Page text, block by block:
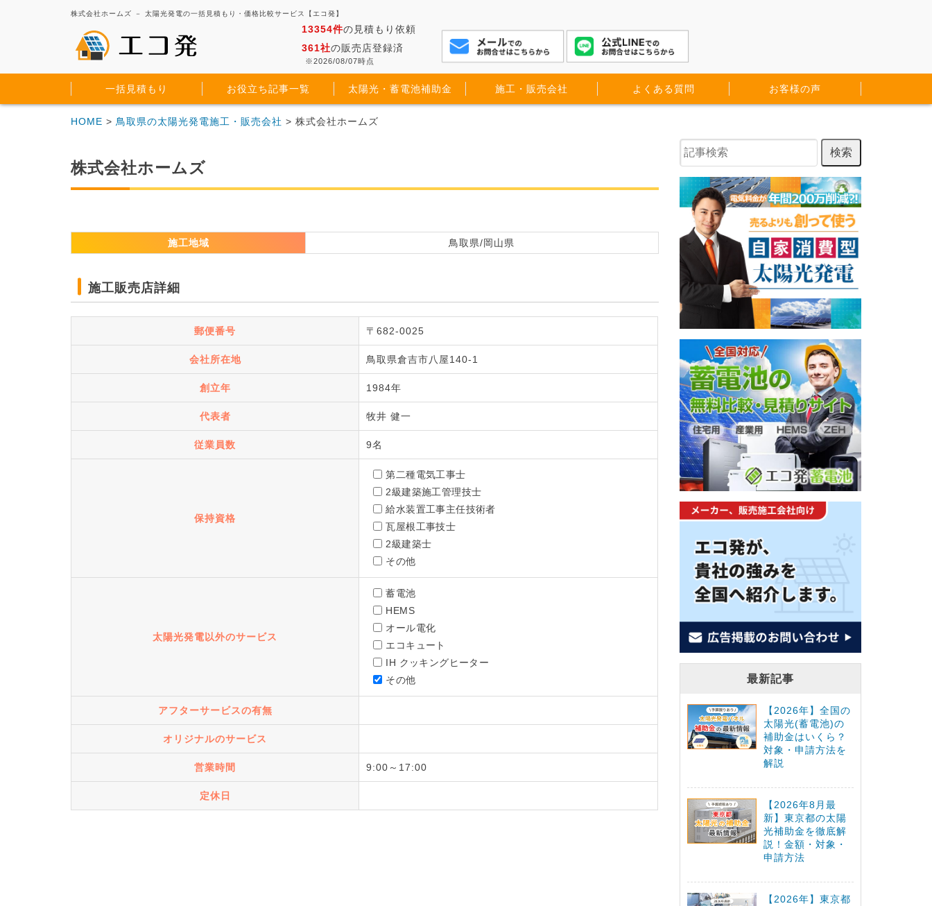
株式会社ホームズ － 太陽光発電の一括見積もり・価格比較サービス【エコ発】
13354件の見積もり依頼
361社の販売店登録済
※2026/08/07時点
一括見積もり お役立ち記事一覧 太陽光・蓄電池補助金 施工・販売会社 よくある質問 お客様の声
HOME > 鳥取県の太陽光発電施工・販売会社 > 株式会社ホームズ
株式会社ホームズ
施工地域 鳥取県/岡山県
施工販売店詳細
郵便番号 〒682-0025
会社所在地 鳥取県倉吉市八屋140-1
創立年 1984年
代表者 牧井 健一
従業員数 9名
保持資格
第二種電気工事士
2級建築施工管理技士
給水装置工事主任技術者
瓦屋根工事技士
2級建築士
その他
太陽光発電以外のサービス
蓄電池
HEMS
オール電化
エコキュート
IH クッキングヒーター
その他
アフターサービスの有無
オリジナルのサービス
営業時間 9:00～17:00
定休日
最新記事
【2026年】全国の
太陽光(蓄電池)の
補助金はいくら？
対象・申請方法を
解説
【2026年8月最
新】東京都の太陽
光補助金を徹底解
説！金額・対象・
申請方法
【2026年】東京都